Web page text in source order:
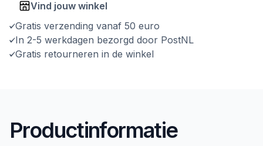
Vind jouw winkel
Gratis verzending vanaf 50 euro
In 2-5 werkdagen bezorgd door PostNL
Gratis retourneren in de winkel
Productinformatie